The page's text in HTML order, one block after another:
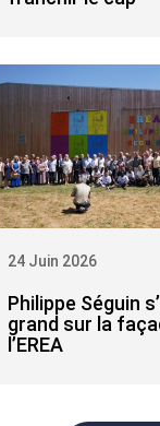
Philippe Séguin
grand sur la
l’EREA
24 Juin 2026